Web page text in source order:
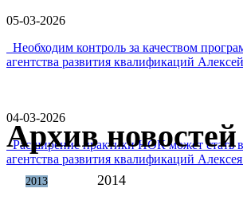
05-03-2026
Необходим контроль за качеством
агентства развития квалификаций
04-03-2026
Расширение практики НОК может стать
агентства развития квалификаций
Архив новостей
2013 2014